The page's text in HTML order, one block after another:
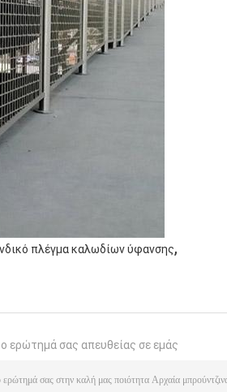
πλέγμα καλωδίων ύφανσης,
ερώτημά σας απευθείας σε εμάς